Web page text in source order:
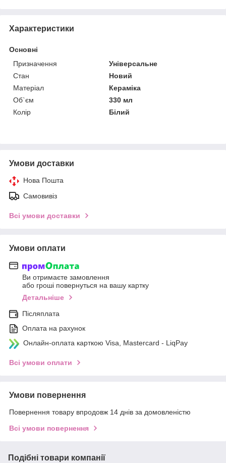
Характеристики
Основні
Призначення
Універсальне
Стан
Новий
Матеріал
Кераміка
Об`єм
330 мл
Колір
Білий
Умови доставки
Нова Пошта
Самовивіз
Всі умови доставки
Умови оплати
Ви отримаєте замовлення
або гроші повернуться на вашу картку
Детальніше
Післяплата
Оплата на рахунок
Онлайн-оплата карткою Visa, Mastercard - LiqPay
Всі умови оплати
Умови повернення
Повернення товару впродовж 14 днів за домовленістю
Всі умови повернення
Подібні товари компанії